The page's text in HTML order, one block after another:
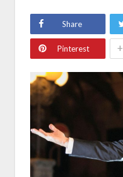
Share
Pinterest +